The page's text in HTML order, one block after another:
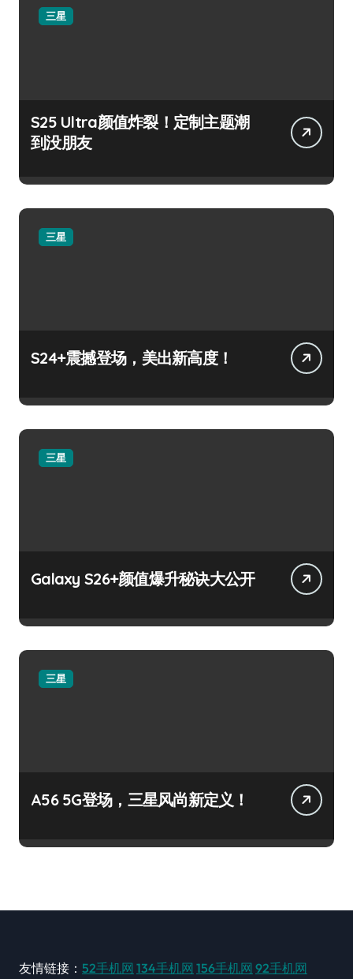
三星
S25 Ultra颜值炸裂！定制主题潮
到没朋友
三星
S24+震撼登场，美出新高度！
三星
Galaxy S26+颜值爆升秘诀大公开
三星
A56 5G登场，三星风尚新定义！
友情链接： 52手机网 134手机网 156手机网 92手机网